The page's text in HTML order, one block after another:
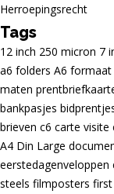
Herroepingsrecht
Tags
12 inch 250 micron 7
a6 folders A6 formaat
maten
bankpasjes
brieven c6 carte visite
A4 Din Large
eerstedagenveloppen
steels filmposters first